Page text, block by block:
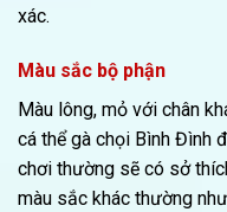
xác.
Màu sắc bộ phận
Màu lông, mỏ với chân
cá thể gà chọi Bình Đình
chơi thường sẽ có sở
màu sắc khác thường